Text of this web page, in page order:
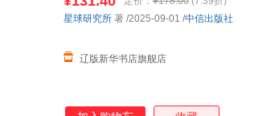
辽版新华书店旗舰店
星球研究所 著 /2025-09-01 /中信出版社